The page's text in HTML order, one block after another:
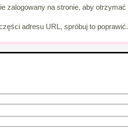
zalogowany na stronie, aby
części adresu URL, spróbuj to poprawić.